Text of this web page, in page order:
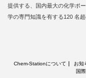
提供する、国内最大の化学ポ
学の専門知識を有する120 名
Chem-Stationについて お知
国